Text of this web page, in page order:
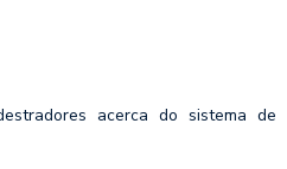
acerca do sistema de